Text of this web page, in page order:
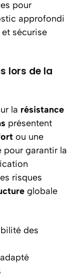
pour
approfondi
sécurise
lors de la
la résistance
présentent
ou une
pour garantir la
risques
globale
des